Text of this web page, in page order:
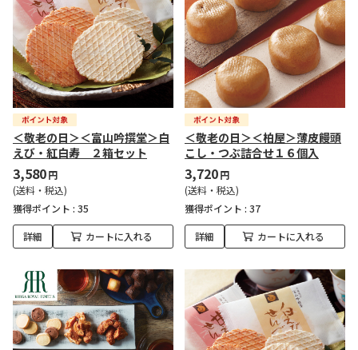
＜敬老の日＞＜富山吟撰堂＞白
えび・紅白寿 ２箱セット
3,580円
(送料・税込)
獲得ポイント : 35
詳細 カートに入れる
＜敬老の日＞＜柏屋＞薄皮饅頭
こし・つぶ詰合せ１６個入
3,720円
(送料・税込)
獲得ポイント : 37
詳細 カートに入れる